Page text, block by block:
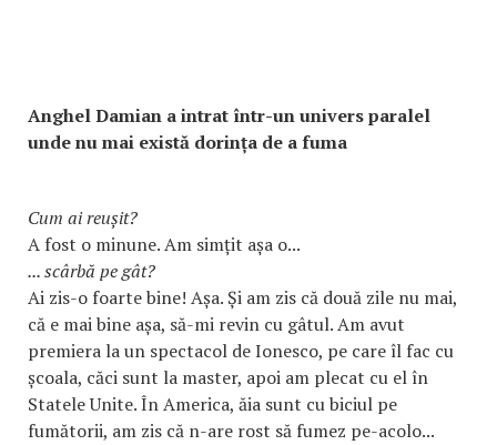
Anghel Damian a intrat într-un univers paralel
unde nu mai există dorința de a fuma
Cum ai reușit?
A fost o minune. Am simțit așa o...
... scârbă pe gât?
Ai zis-o foarte bine! Așa. Și am zis că două zile nu mai,
că e mai bine așa, să-mi revin cu gâtul. Am avut
premiera la un spectacol de Ionesco, pe care îl fac cu
școala, căci sunt la master, apoi am plecat cu el în
Statele Unite. În America, ăia sunt cu biciul pe
fumătorii, am zis că n-are rost să fumez pe-acolo...